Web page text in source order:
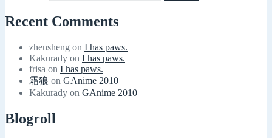
Recent Comments
zhensheng on I has paws.
Kakurady on I has paws.
frisa on I has paws.
霜狼 on GAnime 2010
Kakurady on GAnime 2010
Blogroll